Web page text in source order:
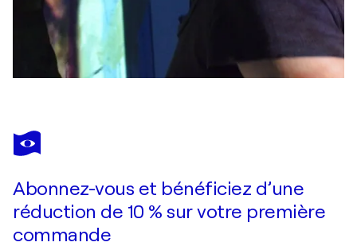
Abonnez-vous et bénéficiez d’une
réduction de 10 % sur votre première
commande